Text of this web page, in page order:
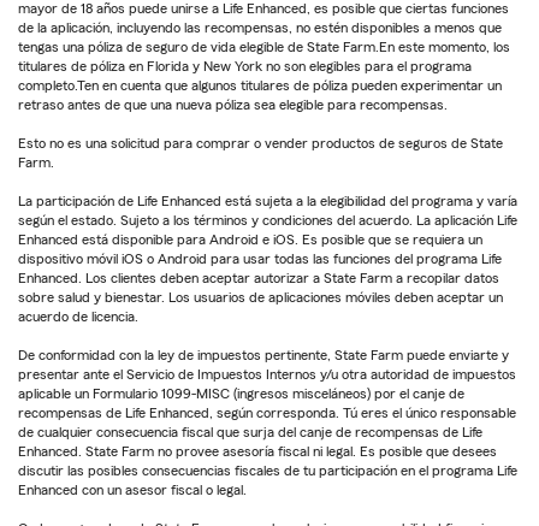
mayor de 18 años puede unirse a Life Enhanced, es posible que ciertas funciones
de la aplicación, incluyendo las recompensas, no estén disponibles a menos que
tengas una póliza de seguro de vida elegible de State Farm.En este momento, los
titulares de póliza en Florida y New York no son elegibles para el programa
completo.Ten en cuenta que algunos titulares de póliza pueden experimentar un
retraso antes de que una nueva póliza sea elegible para recompensas.
Esto no es una solicitud para comprar o vender productos de seguros de State
Farm.
La participación de Life Enhanced está sujeta a la elegibilidad del programa y varía
según el estado. Sujeto a los términos y condiciones del acuerdo. La aplicación Life
Enhanced está disponible para Android e iOS. Es posible que se requiera un
dispositivo móvil iOS o Android para usar todas las funciones del programa Life
Enhanced. Los clientes deben aceptar autorizar a State Farm a recopilar datos
sobre salud y bienestar. Los usuarios de aplicaciones móviles deben aceptar un
acuerdo de licencia.
De conformidad con la ley de impuestos pertinente, State Farm puede enviarte y
presentar ante el Servicio de Impuestos Internos y/u otra autoridad de impuestos
aplicable un Formulario 1099-MISC (ingresos misceláneos) por el canje de
recompensas de Life Enhanced, según corresponda. Tú eres el único responsable
de cualquier consecuencia fiscal que surja del canje de recompensas de Life
Enhanced. State Farm no provee asesoría fiscal ni legal. Es posible que desees
discutir las posibles consecuencias fiscales de tu participación en el programa Life
Enhanced con un asesor fiscal o legal.